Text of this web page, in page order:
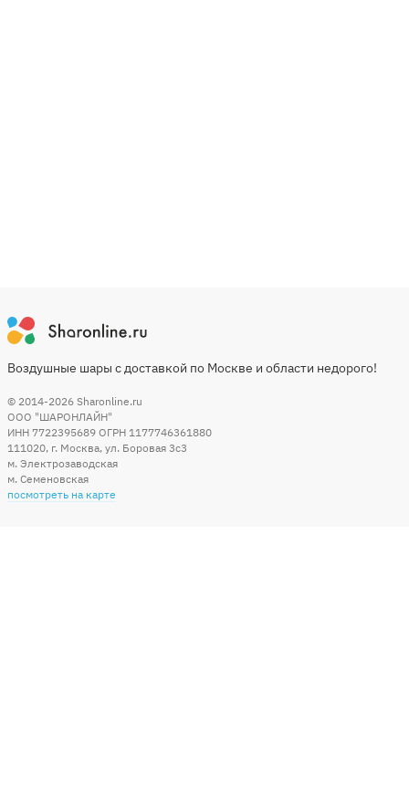
Воздушные шары с доставкой по Москве и области недорого!
© 2014-2026 Sharonline.ru
ООО "ШАРОНЛАЙН"
ИНН 7722395689 ОГРН 1177746361880
111020, г. Москва, ул. Боровая 3c3
м. Электрозаводская
м. Семеновская
посмотреть на карте